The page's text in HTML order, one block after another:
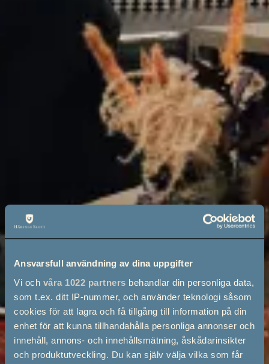
Ansvarsfull användning av dina uppgifter
Vi och våra 1022 partners behandlar din personliga data,
som t.ex. ditt IP-nummer, och använder teknologi såsom
cookies för att lagra och få tillgång till information på din
enhet för att kunna tillhandahålla personliga annonser och
innehåll, annons- och innehållsmätning, åskådarinsikter
och produktutveckling. Du kan själv välja vilka som får